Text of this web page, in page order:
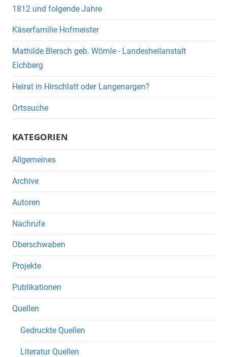
1812 und folgende Jahre
Käserfamilie Hofmeister
Mathilde Blersch geb. Wörnle - Landesheilanstalt
Eichberg
Heirat in Hirschlatt oder Langenargen?
Ortssuche
KATEGORIEN
Allgemeines
Archive
Autoren
Nachrufe
Oberschwaben
Projekte
Publikationen
Quellen
Gedruckte Quellen
Literatur Quellen